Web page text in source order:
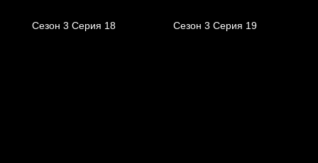
Сезон 3 Серия 18 Сезон 3 Серия 19